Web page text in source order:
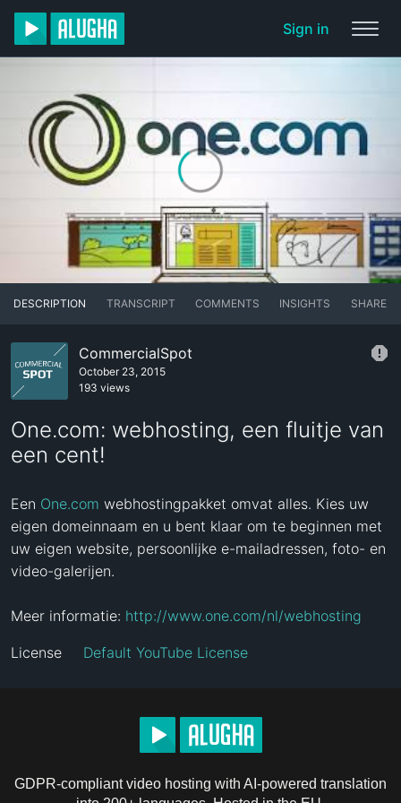
Sign in
DESCRIPTION TRANSCRIPT COMMENTS INSIGHTS SHARE
CommercialSpot
October 23, 2015
193 views
One.com: webhosting, een fluitje van
een cent!
Een One.com webhostingpakket omvat alles. Kies uw
eigen domeinnaam en u bent klaar om te beginnen met
uw eigen website, persoonlijke e-mailadressen, foto- en
video-galerijen.
Meer informatie: http://www.one.com/nl/webhosting
License Default YouTube License
GDPR-compliant video hosting with AI-powered translation